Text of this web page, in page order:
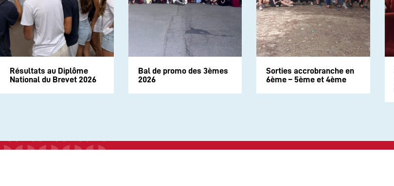
Résultats au Diplôme
National du Brevet 2026
Bal de promo des 3èmes
2026
Sorties accrobranche en
6ème – 5ème et 4ème